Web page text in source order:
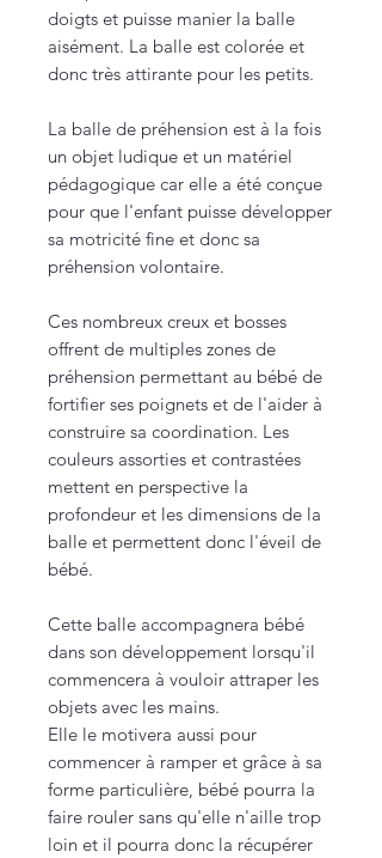
doigts et puisse manier la balle
aisément. La balle est colorée et
donc très attirante pour les petits.
La balle de préhension est à la fois
un objet ludique et un matériel
pédagogique car elle a été conçue
pour que l'enfant puisse développer
sa motricité fine et donc sa
préhension volontaire.
Ces nombreux creux et bosses
offrent de multiples zones de
préhension permettant au bébé de
fortifier ses poignets et de l'aider à
construire sa coordination. Les
couleurs assorties et contrastées
mettent en perspective la
profondeur et les dimensions de la
balle et permettent donc l'éveil de
bébé.
Cette balle accompagnera bébé
dans son développement lorsqu'il
commencera à vouloir attraper les
objets avec les mains.
Elle le motivera aussi pour
commencer à ramper et grâce à sa
forme particulière, bébé pourra la
faire rouler sans qu'elle n'aille trop
loin et il pourra donc la récupérer